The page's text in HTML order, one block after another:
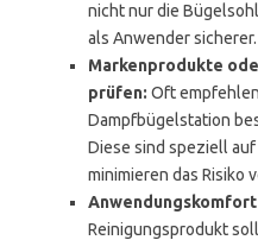
nicht nur die
als Anwender sicherer.
Markenprodukte
prüfen: Oft
Dampfbügelstation
Diese sind speziell
minimieren das Risiko
Reinigungsprodukt